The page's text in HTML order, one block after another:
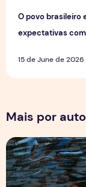
O povo brasileiro
expectativas
15 de June de 2026
Mais por
Por Trás dos